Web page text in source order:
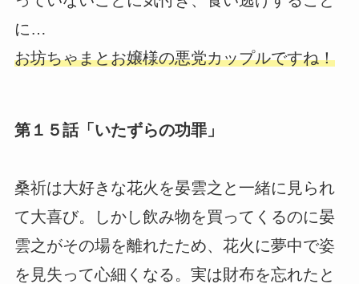
に…
お坊ちゃまとお嬢様の悪党カップルですね！
第１５話「いたずらの功罪」
桑祈は大好きな花火を晏雲之と一緒に見られ
て大喜び。しかし飲み物を買ってくるのに晏
雲之がその場を離れたため、花火に夢中で姿
を見失って心細くなる。実は財布を忘れたと